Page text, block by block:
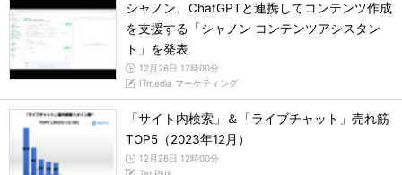
シャノン、ChatGPTと連携してコンテンツ作成
を支援する「シャノン コンテンツアシスタン
ト」を発表
12月26日 17時00分
ITmedia マーケティング
「サイト内検索」＆「ライブチャット」売れ筋
TOP5（2023年12月）
12月26日 12時00分